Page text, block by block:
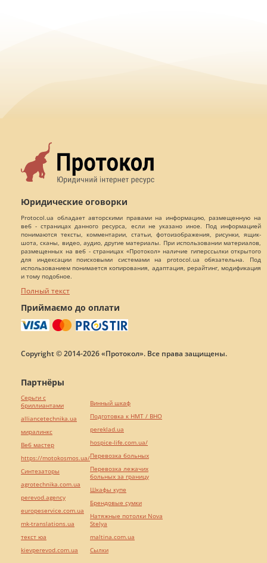
Юридические оговорки
Protocol.ua обладает авторскими правами на информацию, размещенную на
веб - страницах данного ресурса, если не указано иное. Под информацией
понимаются тексты, комментарии, статьи, фотоизображения, рисунки, ящик-
шота, сканы, видео, аудио, другие материалы. При использовании материалов,
размещенных на веб - страницах «Протокол» наличие гиперссылки открытого
для индексации поисковыми системами на protocol.ua обязательна. Под
использованием понимается копирования, адаптация, рерайтинг, модификация
и тому подобное.
Полный текст
Приймаємо до оплати
Copyright © 2014-2026 «Протокол». Все права защищены.
Партнёры
Серьги с
бриллиантами
alliancetechnika.ua
миралинкс
Веб мастер
https://motokosmos.ua/
Синтезаторы
agrotechnika.com.ua
perevod.agency
europeservice.com.ua
mk-translations.ua
текст юа
kievperevod.com.ua
Винный шкаф
Подготовка к НМТ / ВНО
pereklad.ua
hospice-life.com.ua/
Перевозка больных
Перевозка лежачих
больных за границу
Шкафы купе
Брендовые сумки
Натяжные потолки Nova
Stelya
maltina.com.ua
Cылки